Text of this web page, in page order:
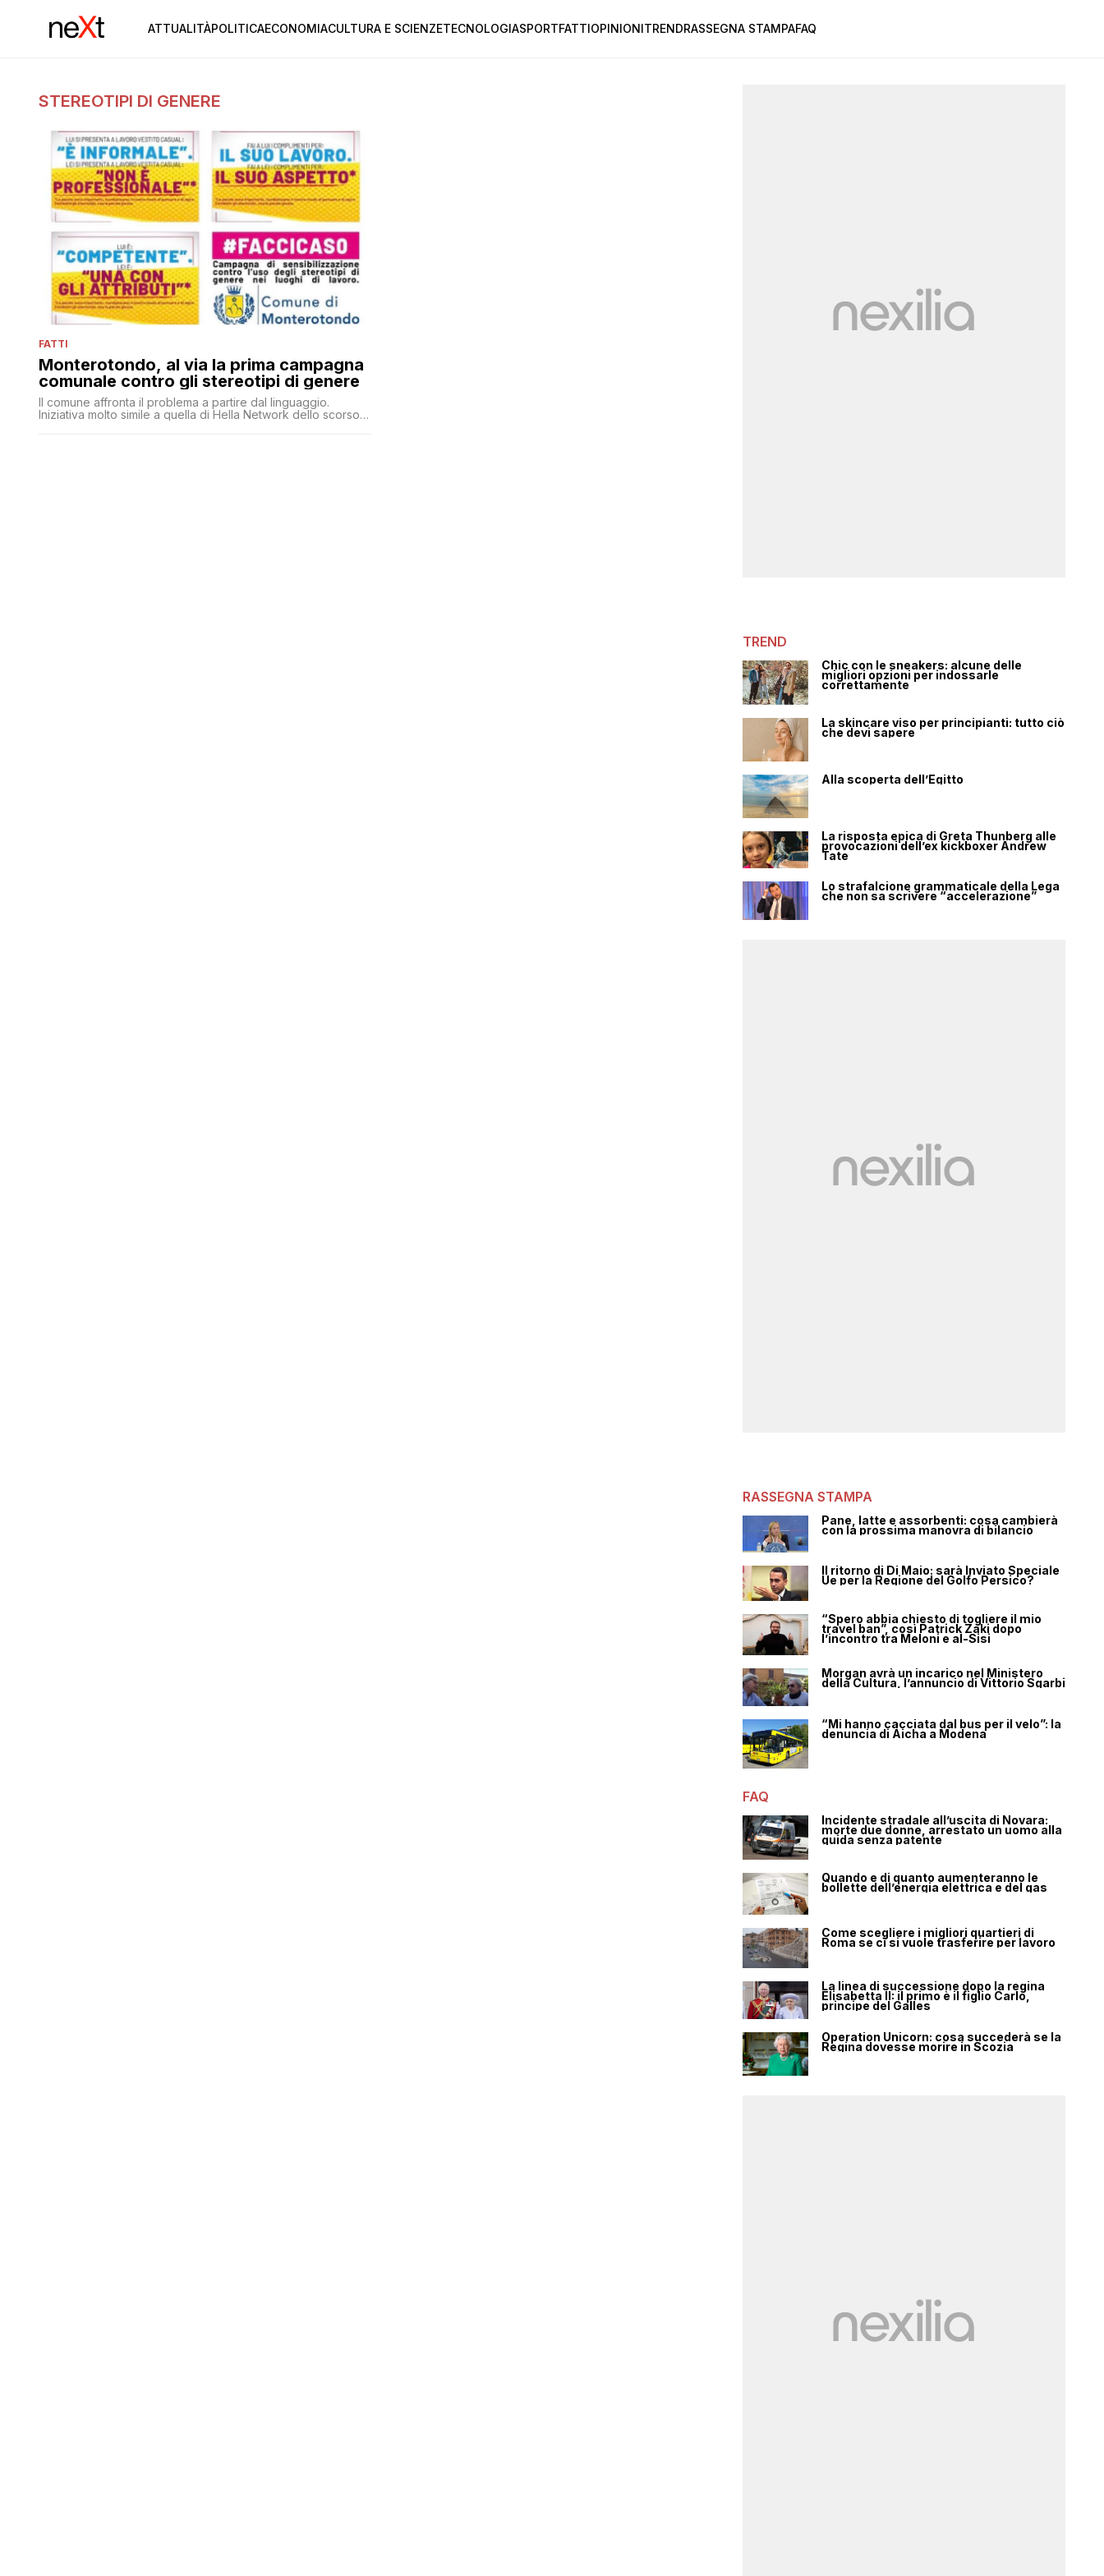
ATTUALITÀPOLITICAECONOMIACULTURA E SCIENZETECNOLOGIASPORTFATTIOPINIONITRENDRASSEGNA STAMPAFAQ
STEREOTIPI DI GENERE
FATTI
Monterotondo, al via la prima campagna
comunale contro gli stereotipi di genere
Il comune affronta il problema a partire dal linguaggio.
Iniziativa molto simile a quella di Hella Network dello scorso
TREND
Chic con le sneakers: alcune delle
migliori opzioni per indossarle
correttamente
La skincare viso per principianti: tutto ciò
che devi sapere
Alla scoperta dell’Egitto
La risposta epica di Greta Thunberg alle
provocazioni dell’ex kickboxer Andrew
Tate
Lo strafalcione grammaticale della Lega
che non sa scrivere “accelerazione”
RASSEGNA STAMPA
Pane, latte e assorbenti: cosa cambierà
con la prossima manovra di bilancio
Il ritorno di Di Maio: sarà Inviato Speciale
Ue per la Regione del Golfo Persico?
“Spero abbia chiesto di togliere il mio
travel ban”, così Patrick Zaki dopo
l’incontro tra Meloni e al-Sisi
Morgan avrà un incarico nel Ministero
della Cultura, l’annuncio di Vittorio Sgarbi
“Mi hanno cacciata dal bus per il velo”: la
denuncia di Aicha a Modena
FAQ
Incidente stradale all’uscita di Novara:
morte due donne, arrestato un uomo alla
guida senza patente
Quando e di quanto aumenteranno le
bollette dell’energia elettrica e del gas
Come scegliere i migliori quartieri di
Roma se ci si vuole trasferire per lavoro
La linea di successione dopo la regina
Elisabetta II: il primo è il figlio Carlo,
principe del Galles
Operation Unicorn: cosa succederà se la
Regina dovesse morire in Scozia